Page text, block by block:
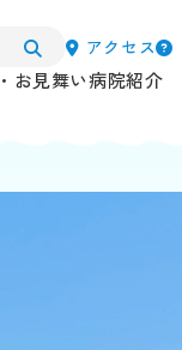
アクセス
お見舞い病院紹介